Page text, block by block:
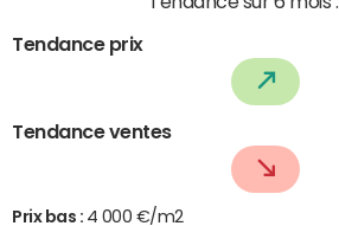
Tendance prix
Tendance ventes
Prix bas : 4 000 €/m2